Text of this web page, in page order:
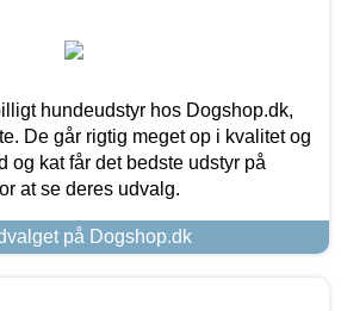
hundeudstyr hos Dogshop.dk,
De går rigtig meget op i kvalitet og
og kat får det bedste udstyr på
at se deres udvalg.
på Dogshop.dk